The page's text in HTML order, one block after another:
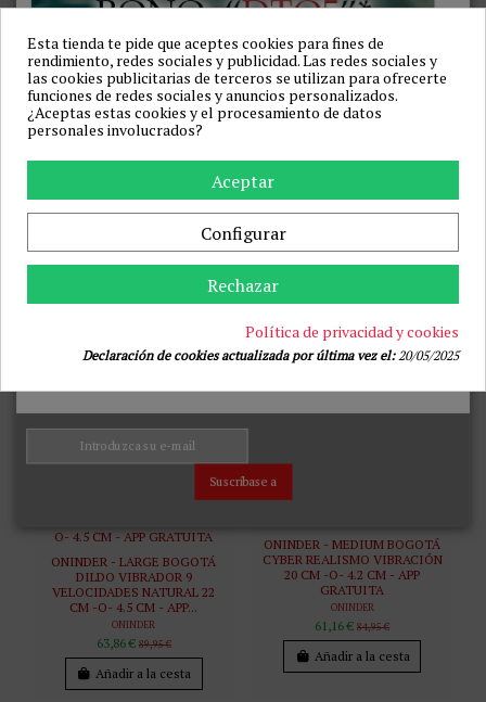
PRETTY LOVE FLIRTATION
Añadir a la cesta
CALOR
71,96 €99,95 €
Añadir a la cesta
-23%
VIBRADOR ELECTROSHOCK
POR CONTROL POR APP LILA
Añadir a la cesta
PRETTY LOVE - FISHERMAN
HUEVO VIBRADOR LILA
CONTROLADO POR APP
ONINDER - LARGE BOGOTÁ
DILDO VIBRADOR 9
VELOCIDADES NATURAL 22
CM -O- 4.5 CM - APP...
ONINDER
63,86 € 89,95 €
Añadir a la cesta
-28%
ONINDER - MEDIUM BOGOTÁ
CYBER REALISMO VIBRACIÓN
20 CM -O- 4.2 CM - APP
GRATUITA
ONINDER
61,16 €84,95 €
Añadir a la cesta
Suscríbase a
Esta tienda te pide que aceptes cookies para fines de
rendimiento, redes sociales y publicidad. Las redes sociales y
las cookies publicitarias de terceros se utilizan para ofrecerte
funciones de redes sociales y anuncios personalizados.
¿Aceptas estas cookies y el procesamiento de datos
personales involucrados?
Aceptar
Configurar
Rechazar
Política de privacidad y cookies
Declaración de cookies actualizada por última vez el:20/05/2025